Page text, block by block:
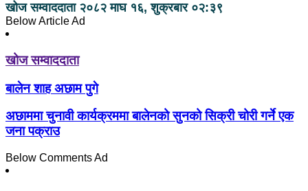
खोज सम्वाददाता २०८२ माघ १६, शुक्रबार ०२:३९
Below Article Ad
खोज सम्वाददाता
बालेन शाह अछाम पुगे
अछाममा चुनावी कार्यक्रममा बालेनको सुनको सिक्री चोरी गर्ने एक
जना पक्राउ
Below Comments Ad